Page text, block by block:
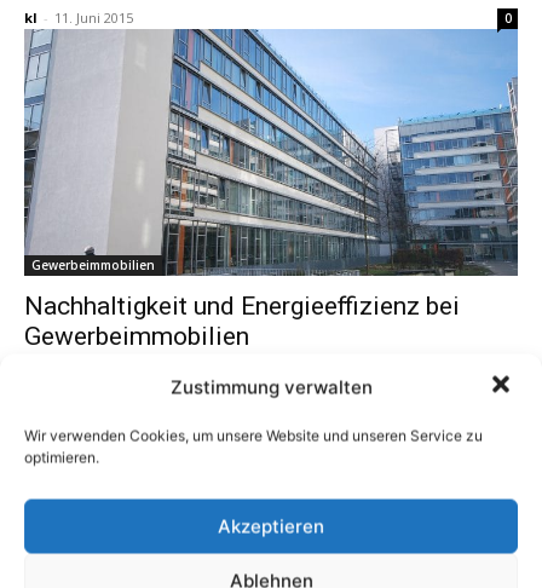
Zustimmung verwalten
Wir verwenden Cookies, um unsere Website und unseren Service zu
optimieren.
Akzeptieren
Ablehnen
kl - 11. Juni 2015 0
Gewerbeimmobilien
Nachhaltigkeit und Energieeffizienz bei
Gewerbeimmobilien